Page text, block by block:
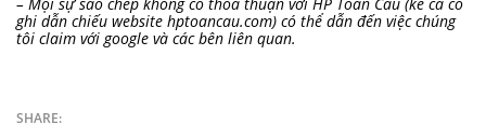
ghi dẫn chiếu website hptoancau.com) có thể dẫn đến việc chúng
tôi claim với google và các bên liên quan.